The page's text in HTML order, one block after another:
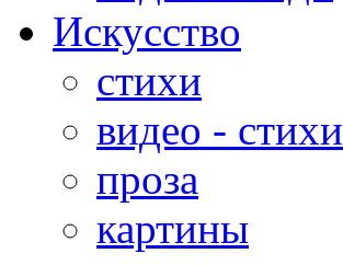
Искусство
стихи
видео - стихи
проза
картины